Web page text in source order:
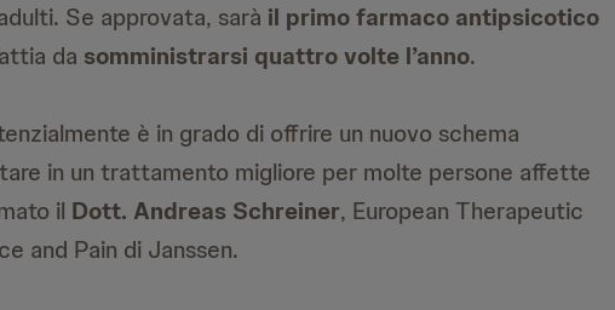
Se approvata, sarà il primo farmaco antipsicotico
da somministrarsi quattro volte l’anno.
è in grado di offrire un nuovo schema
in un trattamento migliore per molte persone affette
il Dott. Andreas Schreiner, European Therapeutic
and Pain di Janssen.